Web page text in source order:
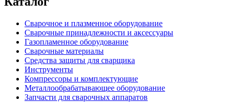
Сварочное и плазменное оборудование
Сварочные принадлежности и аксессуары
Газопламенное оборудование
Сварочные материалы
Средства защиты для сварщика
Инструменты
Компрессоры и комплектующие
Металлообрабатывающее оборудование
Запчасти для сварочных аппаратов